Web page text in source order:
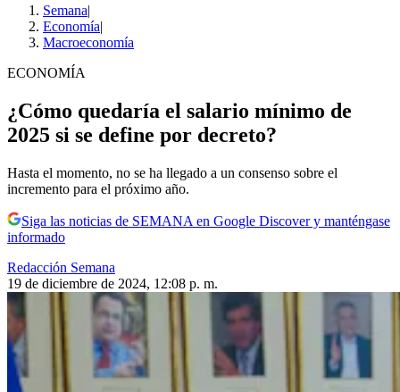
Semana|
Economía|
Macroeconomía
ECONOMÍA
¿Cómo quedaría el salario mínimo de
2025 si se define por decreto?
Hasta el momento, no se ha llegado a un consenso sobre el
incremento para el próximo año.
Siga las noticias de SEMANA en Google Discover y manténgase
informado
Redacción Semana
19 de diciembre de 2024, 12:08 p. m.